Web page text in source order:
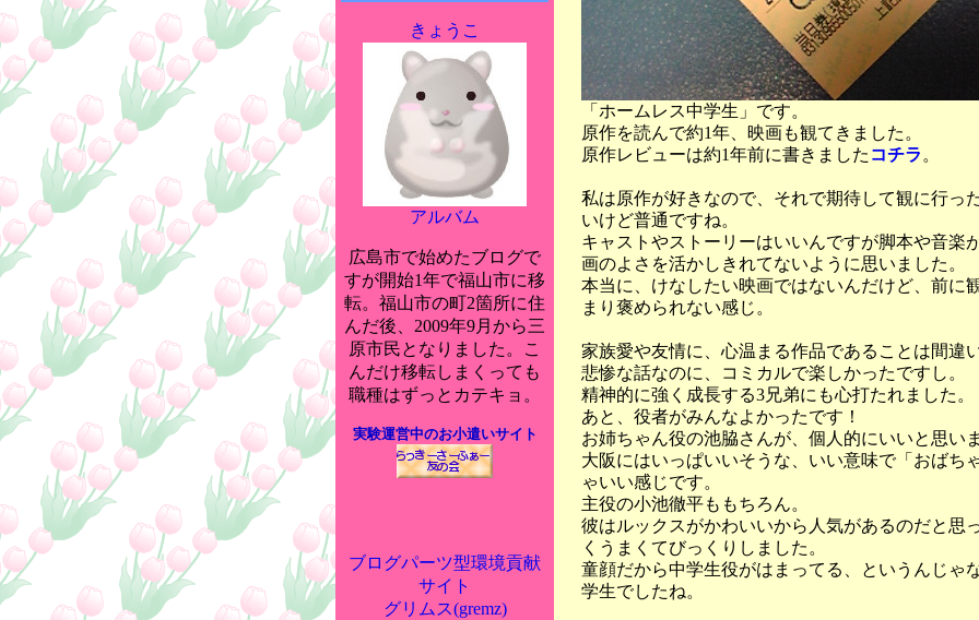
きょうこ
アルバム
広島市で始めたブログで
すが開始1年で福山市に移
転。福山市の町2箇所に住
んだ後、2009年9月から三
原市民となりました。こ
んだけ移転しまくっても
職種はずっとカテキョ。
実験運営中のお小遣いサイト
ブログパーツ型環境貢献
サイト
グリムス(gremz)
「ホームレス中学生」です。
原作を読んで約1年、映画も観てきました。
原作レビューは約1年前に書きました コチラ 。
私は原作が好きなので、それで期待して観に行っ
いけど普通ですね。
キャストやストーリーはいいんですが脚本や音楽
画のよさを活かしきれてないように思いました。
本当に、けなしたい映画ではないんだけど、前に
まり褒められない感じ。
家族愛や友情に、心温まる作品であることは間違
悲惨な話なのに、コミカルで楽しかったですし。
精神的に強く成長する3兄弟にも心打たれました。
あと、役者がみんなよかったです！
お姉ちゃん役の池脇さんが、個人的にいいと思い
大阪にはいっぱいいそうな、いい意味で「おばち
ゃいい感じです。
主役の小池徹平ももちろん。
彼はルックスがかわいいから人気があるのだと思
くうまくてびっくりしました。
童顔だから中学生役がはまってる、というんじゃ
学生でしたね。